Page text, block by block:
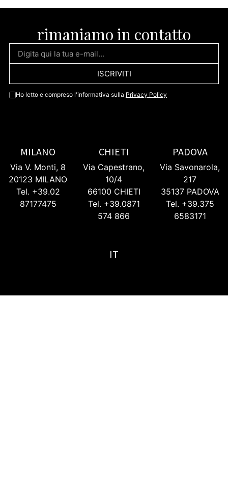
rimaniamo in contatto
Ho letto e compreso l'informativa sulla Privacy Policy
ISCRIVITI
MILANO
Via V. Monti, 8
20123 MILANO
Tel. +39.02
87177475
CHIETI
Via Capestrano,
10/4
66100 CHIETI
Tel. +39.0871
574 866
PADOVA
Via Savonarola,
217
35137 PADOVA
Tel. +39.375
6583171
IT